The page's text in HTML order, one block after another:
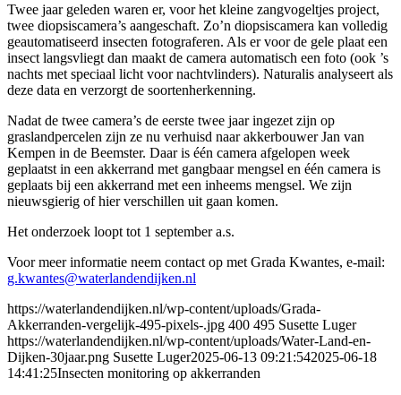
Twee jaar geleden waren er, voor het kleine zangvogeltjes project,
twee diopsiscamera’s aangeschaft. Zo’n diopsiscamera kan volledig
geautomatiseerd insecten fotograferen. Als er voor de gele plaat een
insect langsvliegt dan maakt de camera automatisch een foto (ook ’s
nachts met speciaal licht voor nachtvlinders). Naturalis analyseert als
deze data en verzorgt de soortenherkenning.
Nadat de twee camera’s de eerste twee jaar ingezet zijn op
graslandpercelen zijn ze nu verhuisd naar akkerbouwer Jan van
Kempen in de Beemster. Daar is één camera afgelopen week
geplaatst in een akkerrand met gangbaar mengsel en één camera is
geplaats bij een akkerrand met een inheems mengsel. We zijn
nieuwsgierig of hier verschillen uit gaan komen.
Het onderzoek loopt tot 1 september a.s.
Voor meer informatie neem contact op met Grada Kwantes, e-mail:
g.kwantes@waterlandendijken.nl
https://waterlandendijken.nl/wp-content/uploads/Grada-
Akkerranden-vergelijk-495-pixels-.jpg 400 495 Susette Luger
https://waterlandendijken.nl/wp-content/uploads/Water-Land-en-
Dijken-30jaar.png Susette Luger2025-06-13 09:21:542025-06-18
14:41:25Insecten monitoring op akkerranden